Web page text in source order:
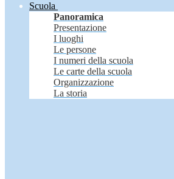
Scuola
Panoramica
Presentazione
I luoghi
Le persone
I numeri della scuola
Le carte della scuola
Organizzazione
La storia